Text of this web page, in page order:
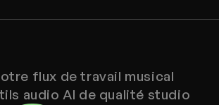
flux de travail musical
audio AI de qualité studio